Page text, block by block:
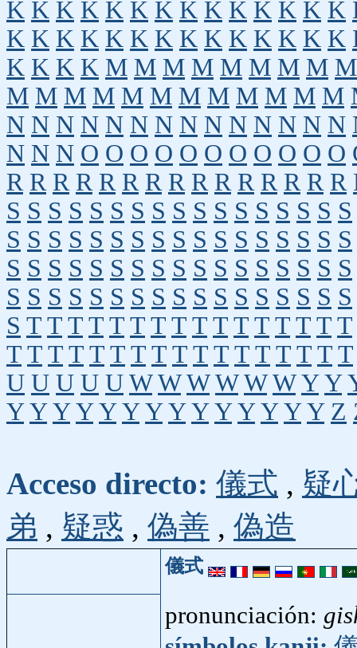
K K K K K K K K K K K K K K
K K K K K K K K K K K K K K
K K K K M M M M M M M M M
M M M M M M M M M M M M
N N N N N N N N N N N N N N
N N N O O O O O O O O O O O
R R R R R R R R R R R R R R R
S S S S S S S S S S S S S S S S S
S S S S S S S S S S S S S S S S S
S S S S S S S S S S S S S S S S S
S S S S S S S S S S S S S S S S S
S T T T T T T T T T T T T T T T T
T T T T T T T T T T T T T T T T T
U U U U U W W W W W W Y Y
Y Y Y Y Y Y Y Y Y Y Y Y Y Y Z
Acceso directo: 儀式 , 疑
弟 , 疑惑 , 偽善 , 偽造
儀式
pronunciación: